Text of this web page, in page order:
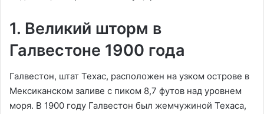
1. Великий шторм в
Галвестоне 1900 года
Галвестон, штат Техас, расположен на узком острове в
Мексиканском заливе с пиком 8,7 футов над уровнем
моря. В 1900 году Галвестон был жемчужиной Техаса,